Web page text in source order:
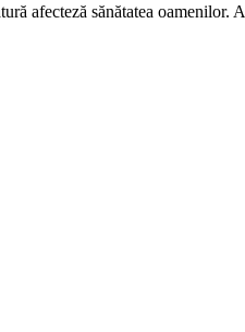
afecteză sănătatea oamenilor.